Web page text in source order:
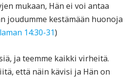
mukaan, Hän ei voi antaa
joudumme kestämään huonoja
14:30-31)
ja teemme kaikki virheitä.
että näin kävisi ja Hän on